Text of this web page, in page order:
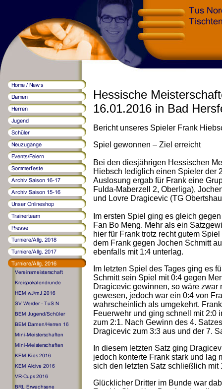
Hessische
16.01.2016 in Bad
Bericht unseres Spieler Frank
Spiel gewonnen – Ziel erreicht
Bei den diesjährigen Hessischen
Hiebsch lediglich einen Spieler der
Auslosung ergab für Frank eine
Fulda-Maberzell 2, Oberliga),
und Lovre Dragicevic (TG
Im ersten Spiel ging es gleich
Fan Bo Meng. Mehr als ein
hier für Frank trotz recht gutem
dem Frank gegen Jochen Schmitt
ebenfalls mit 1:4 unterlag.
Im letzten Spiel des Tages ging es
Schmitt sein Spiel mit 0:4 gegen
Dragicevic gewinnen, so wäre
gewesen, jedoch war ein 0:4 von
wahrscheinlich als umgekehrt.
Feuerwehr und ging schnell mit 2:0
zum 2:1. Nach Gewinn des 4.
Dragicevic zum 3:3 aus und der 7.
In diesem letzten Satz ging
jedoch konterte Frank stark und lag
sich den letzten Satz schließlich mit
Glücklicher Dritter im Bunde war